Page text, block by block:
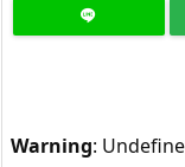
Warning: